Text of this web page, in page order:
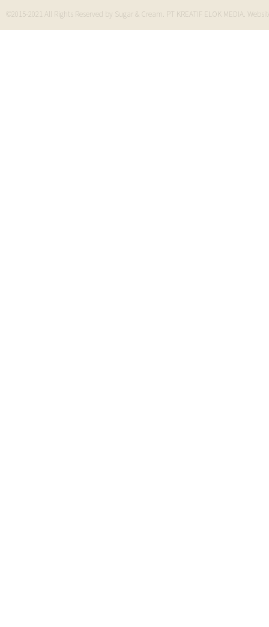
©2015-2021 All Rights Reserved by Sugar & Cream. PT KREATIF ELOK MEDIA.